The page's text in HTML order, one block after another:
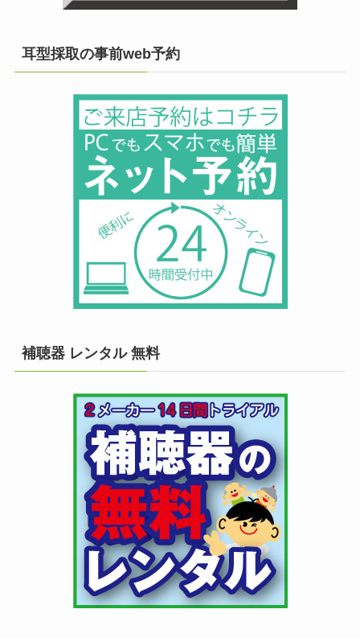
耳型採取の事前web予約
補聴器 レンタル 無料